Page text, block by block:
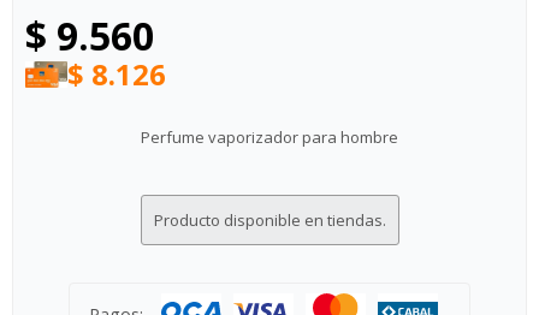
$ 9.560
$ 8.126
Perfume vaporizador para hombre
Producto disponible en tiendas.